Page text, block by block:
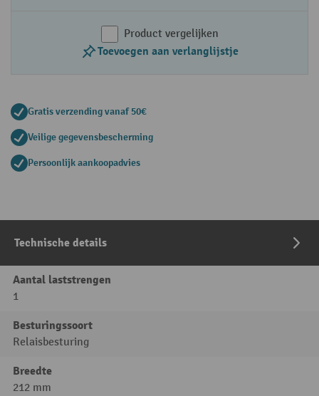
Product vergelijken
Toevoegen aan verlanglijstje
Gratis verzending vanaf 50€
Veilige gegevensbescherming
Persoonlijk aankoopadvies
Technische details
Aantal laststrengen
1
Besturingssoort
Relaisbesturing
Breedte
212 mm